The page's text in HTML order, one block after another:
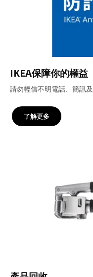
IKEA保障你的權益
請勿輕信不明電話、簡訊及
了解更多